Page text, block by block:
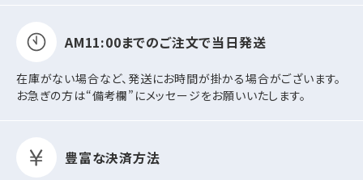
AM11:00までのご注文で当日発送
在庫がない場合など、発送にお時間が掛かる場合がございます。
お急ぎの方は“備考欄”にメッセージをお願いいたします。
豊富な決済方法